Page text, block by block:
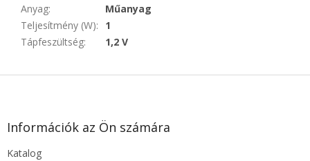
Anyag:
Műanyag
Teljesítmény (W):
1
Tápfeszültség: 1,2 V
L
Információk az Ön számára
Katalog